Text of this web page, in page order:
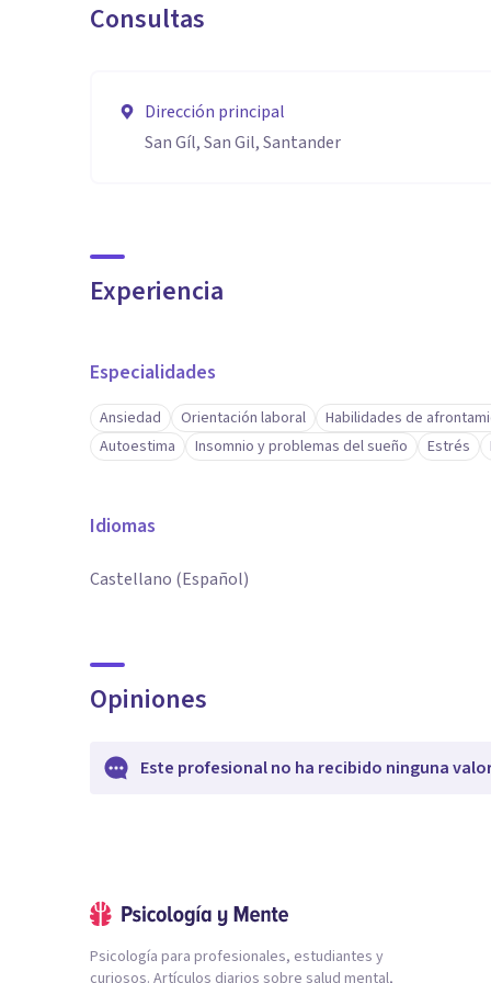
✔Amor por el aprendizaje autónomo
➡️Página personal sobre contenido psicoeducativo
Consultas
Dirección principal
San Gíl, San Gil, Santander
Experiencia
Especialidades
Ansiedad Orientación laboral Habilidades de
Autoestima
Insomnio y problemas del sueño Estrés
Idiomas
Castellano (Español)
Opiniones
Este profesional no ha recibido ninguna
Psicología para profesionales, estudiantes y
curiosos. Artículos diarios sobre salud mental,